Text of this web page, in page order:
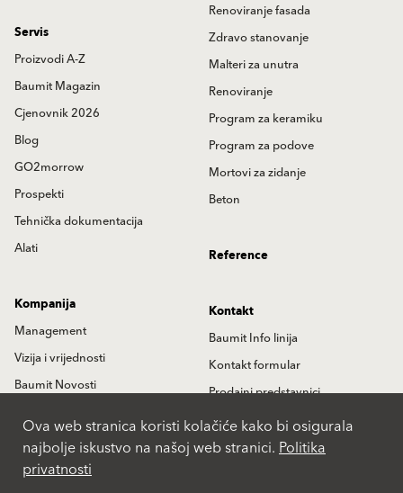
Renoviranje fasada
Zdravo stanovanje
Malteri za unutra
Renoviranje
Program za keramiku
Program za podove
Mortovi za zidanje
Beton
Servis
Proizvodi A-Z
Baumit Magazin
Cjenovnik 2026
Blog
GO2morrow
Prospekti
Tehnička dokumentacija
Alati
Reference
Kompanija
Management
Vizija i vrijednosti
Baumit Novosti
Kontakt
Baumit Info linija
Kontakt formular
Prodajni predstavnici
Partneri
Lokacije
Ova web stranica koristi kolačiće kako bi osigurala
najbolje iskustvo na našoj web stranici.Politika
privatnosti